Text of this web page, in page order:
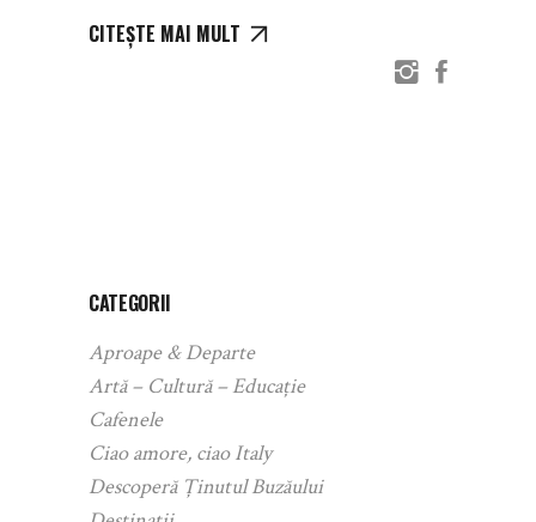
CITEȘTE MAI MULT
CATEGORII
Aproape & Departe
Artă – Cultură – Educație
Cafenele
Ciao amore, ciao Italy
Descoperă Ținutul Buzăului